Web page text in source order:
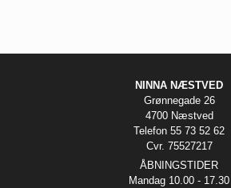
NINNA NÆSTVED
Grønnegade 26
4700 Næstved
Telefon 55 73 52 62
Cvr. 75527217
ÅBNINGSTIDER
Mandag 10.00 - 17.30